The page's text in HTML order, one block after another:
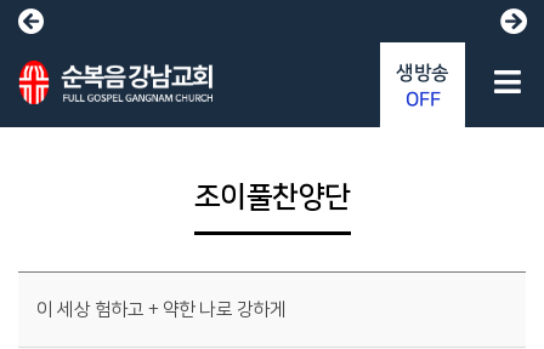
조이풀찬양단
이 세상 험하고 + 약한 나로 강하게
생방송
OFF